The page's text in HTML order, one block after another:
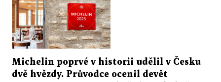
Michelin poprvé v historii udělil v Česku
dvě hvězdy. Průvodce ocenil devět